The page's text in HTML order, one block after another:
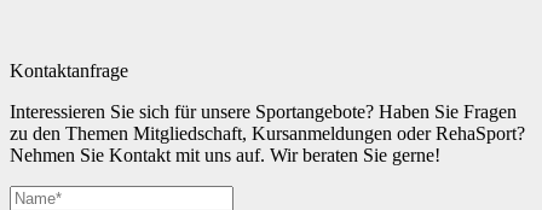
Kontaktanfrage
Interessieren Sie sich für unsere Sportangebote? Haben Sie Fragen
zu den Themen Mitgliedschaft, Kursanmeldungen oder RehaSport?
Nehmen Sie Kontakt mit uns auf. Wir beraten Sie gerne!